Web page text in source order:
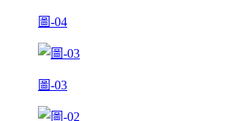
圖-04
圖-03